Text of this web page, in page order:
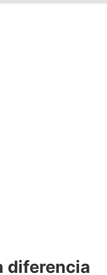
diferencia